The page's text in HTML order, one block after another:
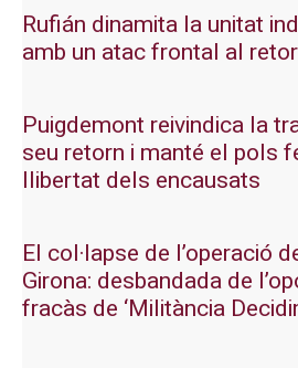
Rufián dinamita la unitat
amb un atac frontal al
Puigdemont reivindica la
seu retorn i manté el pols
llibertat dels encausats
El col·lapse de l’operació
Girona: desbandada de
fracàs de ‘Militància